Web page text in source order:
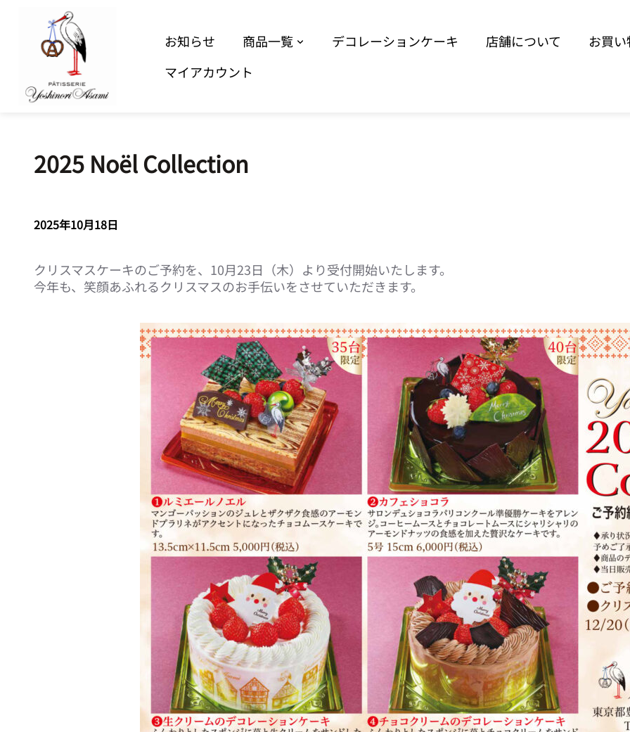
お知らせ 商品一覧 デコレーションケーキ 店舗について
お買
マイアカウント
2025 Noël Collection
2025年10月18日
クリスマスケーキのご予約を、10月23日（木）より受付開始いたします。
今年も、笑顔あふれるクリスマスのお手伝いをさせていただきます。